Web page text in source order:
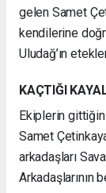
gelen Samet
kendilerine
Uludağ’ın
KAÇTIĞI
Ekiplerin
Samet
arkadaşları
Arkadaşlarının